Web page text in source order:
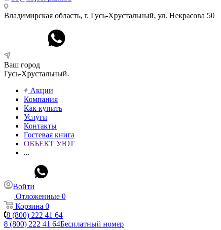
Владимирская область, г. Гусь-Хрустальный, ул. Некрасова 50
Ваш город
Гусь-Хрустальный
Акции
Компания
Как купить
Услуги
Контакты
Гостевая книга
ОБЪЕКТ УЮТ
...
Войти
Отложенные 0
Корзина 0
8 (800) 222 41 64
8 (800) 222 41 64Бесплатный номер